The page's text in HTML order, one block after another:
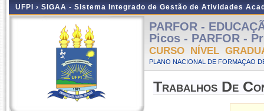
UFPI › SIGAA - Sistema Integrado de Gestão de Atividades
PARFOR -
Picos - PARFOR -
CURSO NÍVEL
PLANO NACIONAL DE FORMAÇAO
Trabalhos De